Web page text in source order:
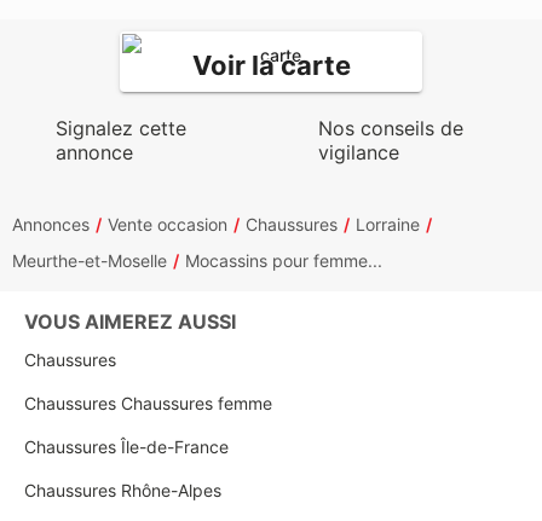
Voir la carte
Signalez cette
annonce
Nos conseils de
vigilance
Annonces Vente occasion Chaussures
Lorraine
Meurthe-et-Moselle
Mocassins pour femme...
VOUS AIMEREZ AUSSI
Chaussures
Chaussures Chaussures femme
Chaussures Île-de-France
Chaussures Rhône-Alpes